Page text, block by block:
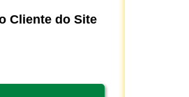
Cliente do Site